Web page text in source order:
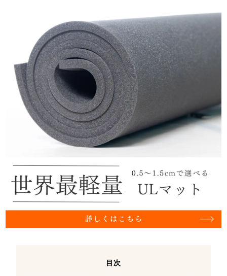
目次
様々な登山ルートを組み立てることが出来る